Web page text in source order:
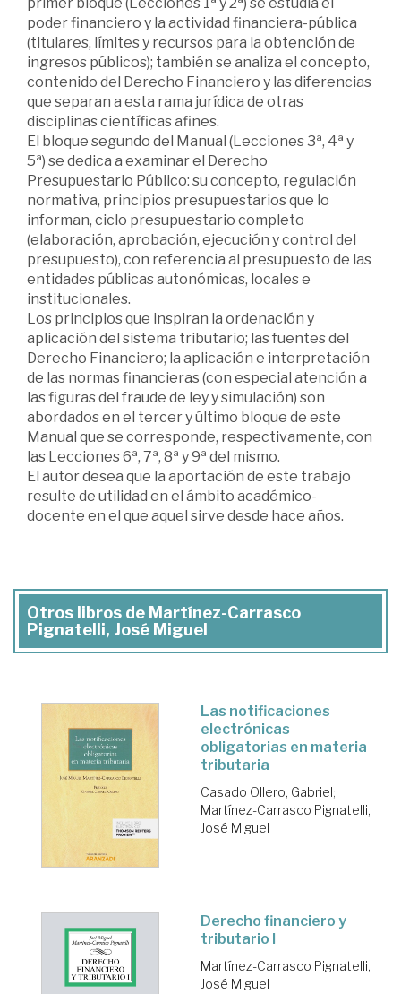
poder financiero y la actividad financiera-pública
(titulares, límites y recursos para la obtención de
ingresos públicos); también se analiza el concepto,
contenido del Derecho Financiero y las diferencias
que separan a esta rama jurídica de otras
disciplinas científicas afines.
El bloque segundo del Manual (Lecciones 3ª, 4ª y
5ª) se dedica a examinar el Derecho
Presupuestario Público: su concepto, regulación
normativa, principios presupuestarios que lo
informan, ciclo presupuestario completo
(elaboración, aprobación, ejecución y control del
presupuesto), con referencia al presupuesto de las
entidades públicas autonómicas, locales e
institucionales.
Los principios que inspiran la ordenación y
aplicación del sistema tributario; las fuentes del
Derecho Financiero; la aplicación e interpretación
de las normas financieras (con especial atención a
las figuras del fraude de ley y simulación) son
abordados en el tercer y último bloque de este
Manual que se corresponde, respectivamente, con
las Lecciones 6ª, 7ª, 8ª y 9ª del mismo.
El autor desea que la aportación de este trabajo
resulte de utilidad en el ámbito académico-
docente en el que aquel sirve desde hace años.
Otros libros de Martínez-Carrasco
Pignatelli, José Miguel
Las notificaciones
electrónicas
obligatorias en materia
tributaria
Casado Ollero, Gabriel;
Martínez-Carrasco Pignatelli,
José Miguel
Derecho financiero y
tributario I
Martínez-Carrasco Pignatelli,
José Miguel